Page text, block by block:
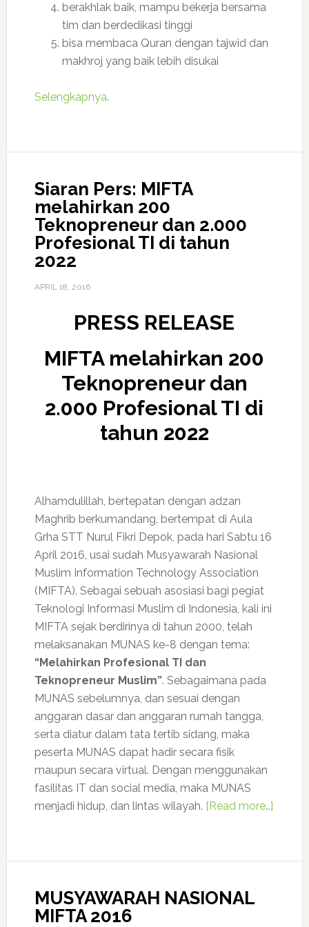
berakhlak baik, mampu bekerja bersama
tim dan berdedikasi tinggi
bisa membaca Quran dengan tajwid dan
makhroj yang baik lebih disukai
Selengkapnya.
Siaran Pers: MIFTA
melahirkan 200
Teknopreneur dan 2.000
Profesional TI di tahun
2022
APRIL 18, 2016
PRESS RELEASE
MIFTA melahirkan 200
Teknopreneur dan
2.000 Profesional TI di
tahun 2022
Alhamdulillah, bertepatan dengan adzan
Maghrib berkumandang, bertempat di Aula
Grha STT Nurul Fikri Depok, pada hari Sabtu 16
April 2016, usai sudah Musyawarah Nasional
Muslim Information Technology Association
(MIFTA). Sebagai sebuah asosiasi bagi pegiat
Teknologi Informasi Muslim di Indonesia, kali ini
MIFTA sejak berdirinya di tahun 2000, telah
melaksanakan MUNAS ke-8 dengan tema:
“Melahirkan Profesional TI dan
Teknopreneur Muslim”. Sebagaimana pada
MUNAS sebelumnya, dan sesuai dengan
anggaran dasar dan anggaran rumah tangga,
serta diatur dalam tata tertib sidang, maka
peserta MUNAS dapat hadir secara fisik
maupun secara virtual. Dengan menggunakan
fasilitas IT dan social media, maka MUNAS
menjadi hidup, dan lintas wilayah. [Read more…]
MUSYAWARAH NASIONAL
MIFTA 2016